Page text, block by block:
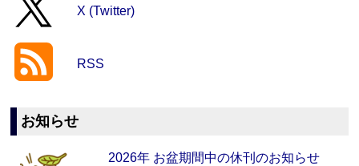
X (Twitter)
RSS
お知らせ
2026年 お盆期間中の休刊のお知らせ